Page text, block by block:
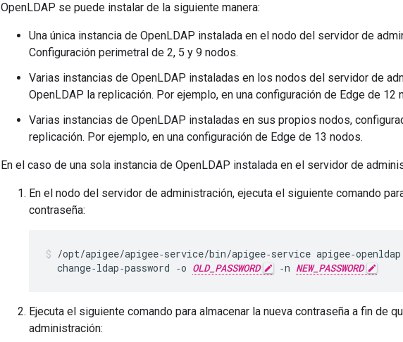
OpenLDAP se puede instalar de la siguiente manera:
Una única instancia de OpenLDAP instalada en el nodo del servidor de
Configuración perimetral de 2, 5 y 9 nodos.
Varias instancias de OpenLDAP instaladas en los nodos del servidor de
OpenLDAP la replicación. Por ejemplo, en una configuración de Edge de 12
Varias instancias de OpenLDAP instaladas en sus propios nodos,
replicación. Por ejemplo, en una configuración de Edge de 13 nodos.
En el caso de una sola instancia de OpenLDAP instalada en el servidor de
En el nodo del servidor de administración, ejecuta el siguiente comando
contraseña:
/opt/apigee/apigee‑service/bin/apigee‑service
  change‑ldap‑password ‑o
OLD_PASSWORD ‑n NEW_PASSWORD
Ejecuta el siguiente comando para almacenar la nueva contraseña a fin de
administración: